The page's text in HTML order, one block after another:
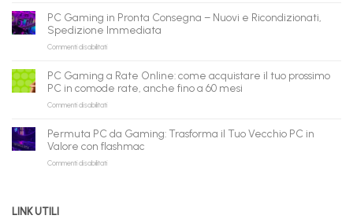
AI:
il
tuo
assistente
può
fare
shopping
qui
ricondizionati
all’ingrosso:
la
nuova
B2B
flashmac
per
rivenditori
PC Gaming in Pronta Consegna – Nuovi e Ricondizionati,
Spedizione Immediata
Commenti disabilitatisu
Gaming
in
Pronta
Consegna
Nuovi
Ricondizionati,
Spedizione
PC Gaming a Rate Online: come acquistare il tuo prossimo
PC in comode rate, anche fino a 60 mesi
Commenti disabilitatisu
Gaming
a
Rate
Online:
Permuta PC da Gaming: Trasforma il Tuo Vecchio PC in
Valore con flashmac
Commenti disabilitatisu
LINK UTILI